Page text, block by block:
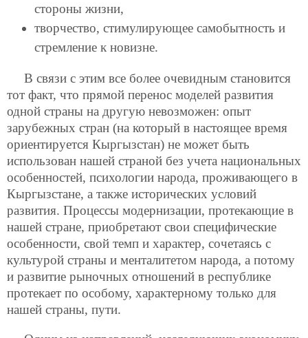
стороны жизни,
творчество, стимулирующее самобытность и
стремление к новизне.
В связи с этим все более очевидным становится
тот факт, что прямой перенос моделей развития
одной страны на другую невозможен: опыт
зарубежных стран (на который в настоящее время
ориентируется Кыргызстан) не может быть
использован нашей страной без учета национальных
особенностей, психологии народа, проживающего в
Кыргызстане, а также исторических условий
развития. Процессы модернизации, протекающие в
нашей стране, приобретают свои специфические
особенности, свой темп и характер, сочетаясь с
культурой страны и менталитетом народа, а потому
и развитие рыночных отношений в республике
протекает по особому, характерному только для
нашей страны, пути.